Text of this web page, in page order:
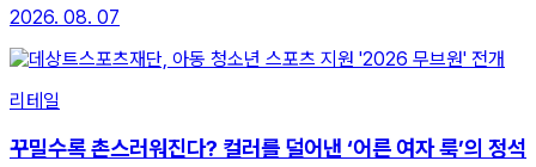
2026. 08. 07
리테일
꾸밀수록 촌스러워진다? 컬러를 덜어낸 ‘어른 여자 룩’의 정석